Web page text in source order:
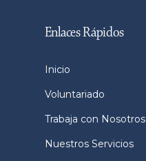
Enlaces Rápidos
Inicio
Voluntariado
Trabaja con Nosotros
Nuestros Servicios